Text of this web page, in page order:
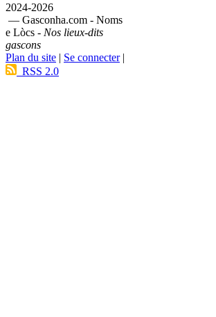
2024-2026
— Gasconha.com - Noms
e Lòcs - Nos lieux-dits
gascons
Plan du site | Se connecter|
RSS 2.0